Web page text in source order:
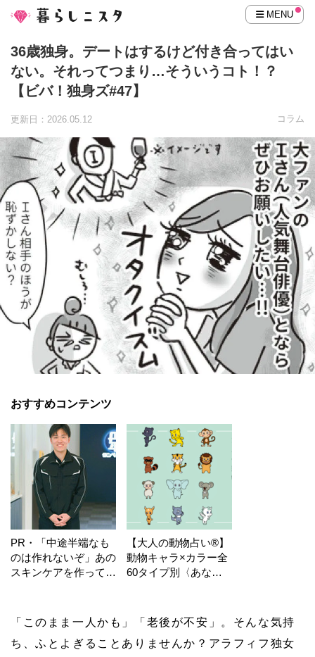
MENU
36歳独身。デートはするけど付き合ってはい
ない。それってつまり…そういうコト！？
【ビバ！独身ズ#47】
更新日：2026.05.12 コラム
おすすめコンテンツ
PR・「中途半端なも
のは作れないぞ」あの
スキンケアを作ってい
【大人の動物占い®】
動物キャラ×カラー全
60タイプ別〈あなた
「このまま一人かも」「老後が不安」。そんな気持
ち、ふとよぎることありませんか？アラフィフ独女